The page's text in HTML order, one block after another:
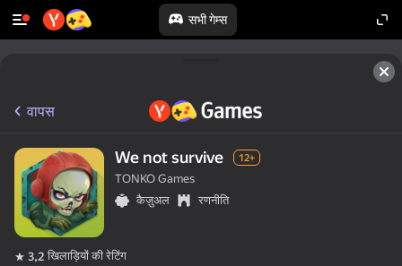
सभी गेम्स
वापस
We not survive 12+
TONKO Games
कैज़ुअल
रणनीति
3,2 खिलाड़ियों की रेटिंग